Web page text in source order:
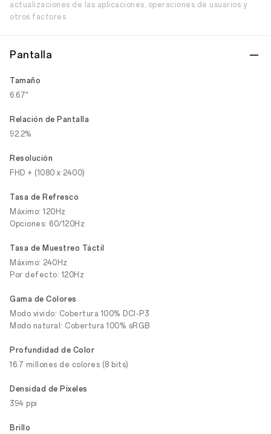
actualizaciones de las aplicaciones, operaciones de usuarios y
otros factores.
Pantalla
Tamaño
6.67"
Relación de Pantalla
92.2%
Resolución
FHD + (1080 x 2400)
Tasa de Refresco
Máximo: 120Hz
Opciones: 60/120Hz
Tasa de Muestreo Táctil
Máximo: 240Hz
Por defecto: 120Hz
Gama de Colores
Modo vivido: Cobertura 100% DCI-P3
Modo natural: Cobertura 100% sRGB
Profundidad de Color
16.7 millones de colores (8 bits)
Densidad de Píxeles
394 ppi
Brillo